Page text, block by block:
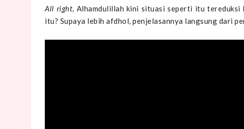
All right, Alhamdulillah kini situasi seperti itu
itu? Supaya lebih afdhol, penjelasannya langsung dari